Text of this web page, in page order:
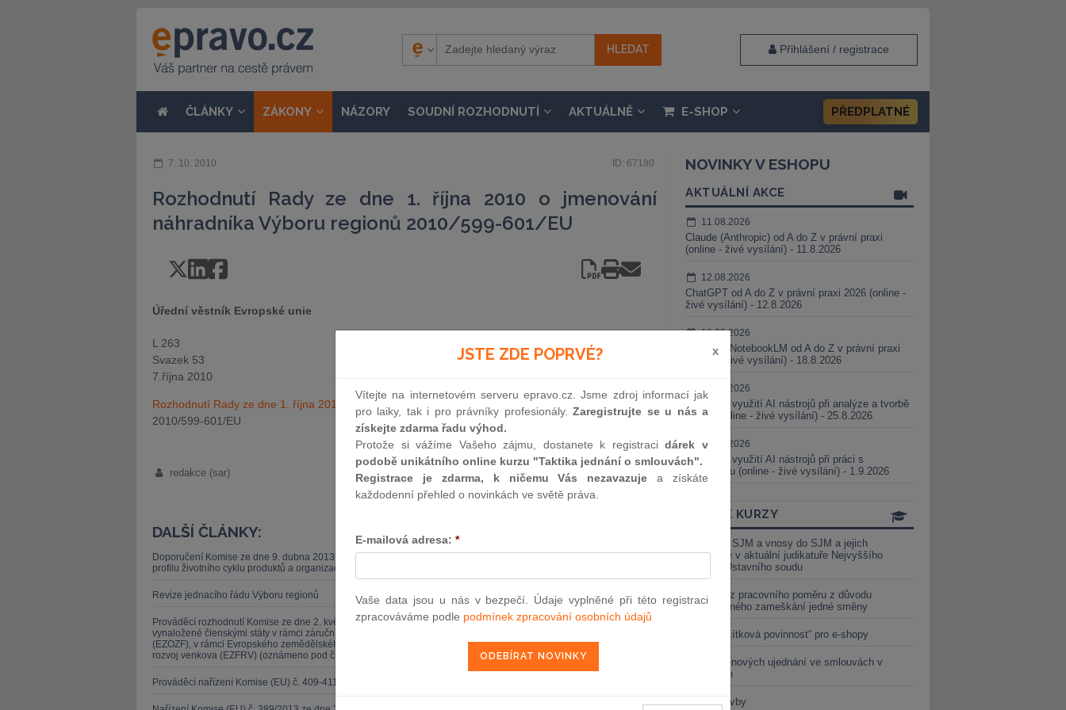
Přihlášení / registrace
ČLÁNKY ZÁKONY NÁZORY SOUDNÍ ROZHODNUTÍ AKTUÁLNĚ E-SHOP PŘEDPLATNÉ
7. 10. 2010 ID: 67180
Rozhodnutí Rady ze dne 1. října 2010 o jmenování
náhradníka Výboru regionů 2010/599-601/EU
Úřední věstník Evropské unie
L 263
Svazek 53
7.října 2010
Rozhodnutí Rady ze dne 1. října 2010
o jmenování náhradníka Výboru regionů
2010/599-601/EU
redakce (sar) 7. 10. 2010
DALŠÍ ČLÁNKY:
Doporučení Komise ze dne 9. dubna 2013 o používání společných metod pro měření a sdělování environmentálního
profilu životního cyklu produktů a organizací (1) 2013/179/EU
Revize jednacího řádu Výboru regionů
Prováděcí rozhodnutí Komise ze dne 2. května 2013, kterým se z financování Evropskou unií vylučují některé výdaje
vynaložené členskými státy v rámci záruční sekce Evropského zemědělského orientačního a záručního fondu
(EZOZF), v rámci Evropského zemědělského záručního fondu (EZZF) a v rámci Evropského zemědělského fondu pro
rozvoj venkova (EZFRV) (oznámeno pod číslem C(2013) 2436) 2013/214/EU
Prováděcí nařízení Komise (EU) č. 409-411/2013 ze dne 3. května 2013
NOVINKY V ESHOPU
AKTUÁLNÍ AKCE
11.08.2026
Claude (Anthropic) od A do Z v právní praxi
(online - živé vysílání) - 11.8.2026
12.08.2026
ChatGPT od A do Z v právní praxi 2026 (online -
živé vysílání) - 12.8.2026
18.08.2026
Gemini a NotebookLM od A do Z v právní praxi
(online - živé vysílání) - 18.8.2026
25.08.2026
Praktické využití AI nástrojů při analýze a tvorbě
smluv (online - živé vysílání) - 25.8.2026
01.09.2026
Praktické využití AI nástrojů při práci s
judikaturou (online - živé vysílání) - 1.9.2026
ONLINE KURZY
Vnosy ze SJM a vnosy do SJM a jejich
valorizace v aktuální judikatuře Nejvyššího
soudu a Ústavního soudu
Výpověď z pracovního poměru z důvodu
neomluveného zameškání jedné směny
Nová „tlačítková povinnost“ pro e-shopy
Změna cenových ujednání ve smlouvách v
energetice
Černé stavby
JSTE ZDE POPRVÉ? x
Vítejte na internetovém serveru epravo.cz. Jsme zdroj informací jak
pro laiky, tak i pro právníky profesionály.Zaregistrujte se u nás a
získejte zdarma řadu výhod.
Protože si vážíme Vašeho zájmu, dostanete k registracidárek v
podobě unikátního online kurzu "Taktika jednání o smlouvách".
Registrace je zdarma, k ničemu Vás nezavazuje a získáte
každodenní přehled o novinkách ve světě práva.
E-mailová adresa: *
Vaše data jsou u nás v bezpečí. Údaje vyplněné při této registraci
zpracováváme podle podmínek zpracování osobních údajů